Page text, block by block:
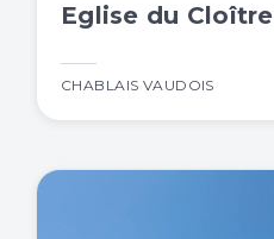
Eglise du Cloître
CHABLAIS VAUDOIS